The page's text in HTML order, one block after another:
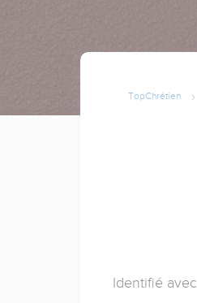
TopChrétien
Identifié avec